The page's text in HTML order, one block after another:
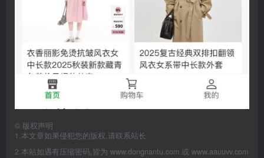
© 版权声明
1.本文章如果侵犯您的版权,请联系站长
2.本站如遇有压缩密码,皆为 www.dongnantu.com 或 www.aauuvv.com